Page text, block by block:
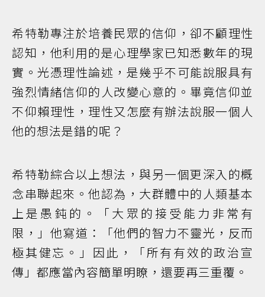
希特勒專注於培養民眾的信仰，卻不顧理性
認知，他利用的是心理學家已知悉數年的現
實。光憑理性論述，是幾乎不可能說服具有
強烈情緒信仰的人改變心意的。畢竟信仰並
不仰賴理性，理性又怎麼有辦法說服一個人
他的想法是錯的呢？
希特勒綜合以上想法，與另一個更深入的概
念串聯起來。他認為，大群體中的人類基本
上是愚鈍的。「大眾的接受能力非常有
限，」他寫道：「他們的智力不靈光，反而
極其健忘。」因此，「所有有效的政治宣
傳」都應當內容簡單明瞭，還要再三重覆。